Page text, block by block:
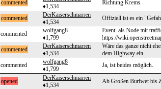
commented
♦1,534
Richtung Krems
commented
DerKaiserschmarren
♦1,534
Offiziell ist es ein
commented
wolfgang8
♦1,799
Event. als Node mit
https://
commented
DerKaiserschmarren
♦1,534
Wäre das ganze nicht
dem Highway ein.
commented
wolfgang8
♦1,799
Ja, ist beides möglich.
opened
DerKaiserschmarren
♦1,534
Ab Großen Buriwet bis